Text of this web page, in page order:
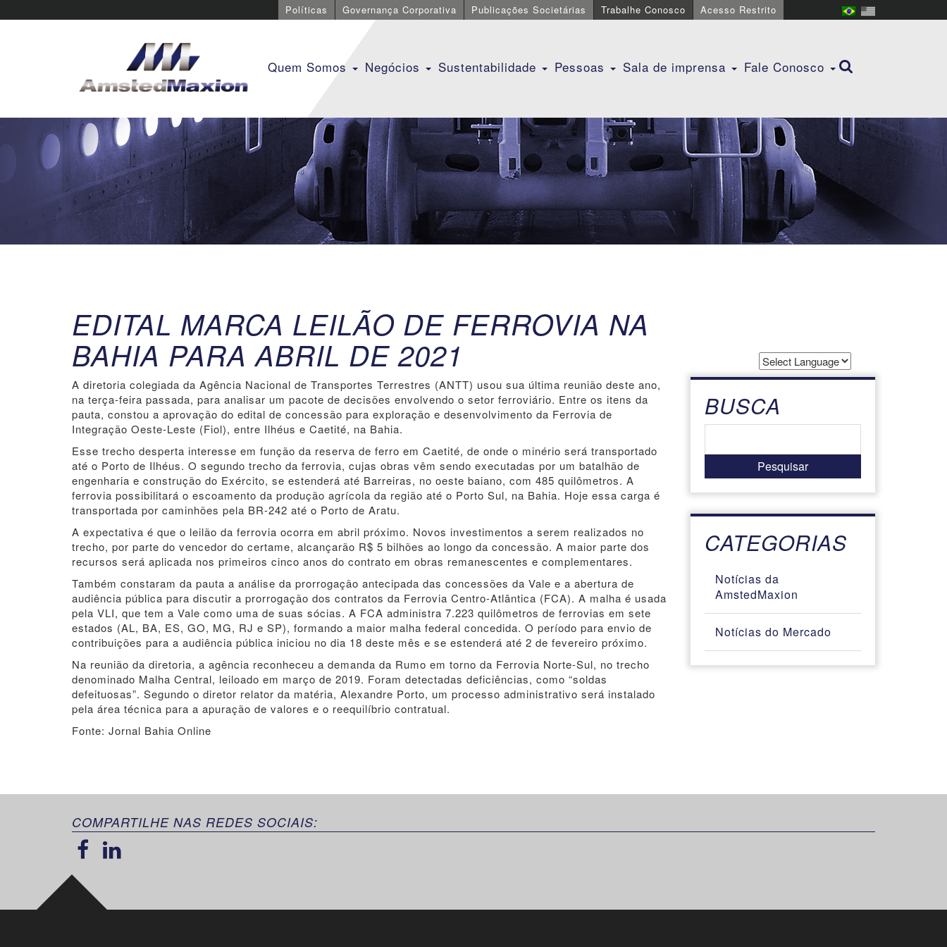
Políticas Governança Corporativa Publicações Societárias Trabalhe Conosco Acesso Restrito
Quem Somos Negócios Sustentabilidade Pessoas Sala de imprensa Fale Conosco
EDITAL MARCA LEILÃO DE FERROVIA NA
BAHIA PARA ABRIL DE 2021
Powered by
A diretoria colegiada da Agência Nacional de Transportes Terrestres (ANTT) usou sua última reunião deste ano,
na terça-feira passada, para analisar um pacote de decisões envolvendo o setor ferroviário. Entre os itens da
pauta, constou a aprovação do edital de concessão para exploração e desenvolvimento da Ferrovia de
Integração Oeste-Leste (Fiol), entre Ilhéus e Caetité, na Bahia.
Esse trecho desperta interesse em função da reserva de ferro em Caetité, de onde o minério será transportado
até o Porto de Ilhéus. O segundo trecho da ferrovia, cujas obras vêm sendo executadas por um batalhão de
engenharia e construção do Exército, se estenderá até Barreiras, no oeste baiano, com 485 quilômetros. A
ferrovia possibilitará o escoamento da produção agrícola da região até o Porto Sul, na Bahia. Hoje essa carga é
transportada por caminhões pela BR-242 até o Porto de Aratu.
A expectativa é que o leilão da ferrovia ocorra em abril próximo. Novos investimentos a serem realizados no
trecho, por parte do vencedor do certame, alcançarão R$ 5 bilhões ao longo da concessão. A maior parte dos
recursos será aplicada nos primeiros cinco anos do contrato em obras remanescentes e complementares.
Também constaram da pauta a análise da prorrogação antecipada das concessões da Vale e a abertura de
audiência pública para discutir a prorrogação dos contratos da Ferrovia Centro-Atlântica (FCA). A malha é usada
pela VLI, que tem a Vale como uma de suas sócias. A FCA administra 7.223 quilômetros de ferrovias em sete
estados (AL, BA, ES, GO, MG, RJ e SP), formando a maior malha federal concedida. O período para envio de
contribuições para a audiência pública iniciou no dia 18 deste mês e se estenderá até 2 de fevereiro próximo.
Na reunião da diretoria, a agência reconheceu a demanda da Rumo em torno da Ferrovia Norte-Sul, no trecho
denominado Malha Central, leiloado em março de 2019. Foram detectadas deficiências, como “soldas
defeituosas”. Segundo o diretor relator da matéria, Alexandre Porto, um processo administrativo será instalado
pela área técnica para a apuração de valores e o reequilíbrio contratual.
Fonte: Jornal Bahia Online
BUSCA
CATEGORIAS
Notícias da
AmstedMaxion
Notícias do Mercado
COMPARTILHE NAS REDES SOCIAIS: